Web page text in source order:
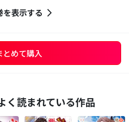
を表示する
とめて購入
く読まれている作品